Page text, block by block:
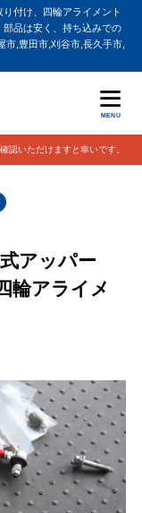
付け、四輪アライメント
品は安く、持ち込みでの
市,豊田市,刈谷市,長久手市,
MENU
認いただけますと幸いです。
アッパー
輪アライメ